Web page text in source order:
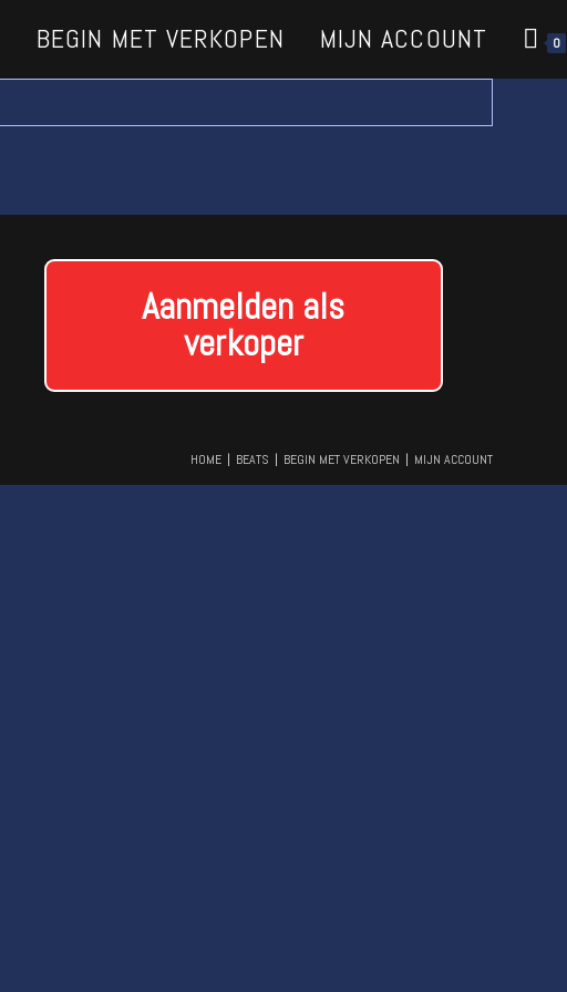
BEGIN MET VERKOPEN MIJN ACCOUNT 0
Aanmelden als
verkoper
HOME BEATS BEGIN MET VERKOPEN MIJN ACCOUNT